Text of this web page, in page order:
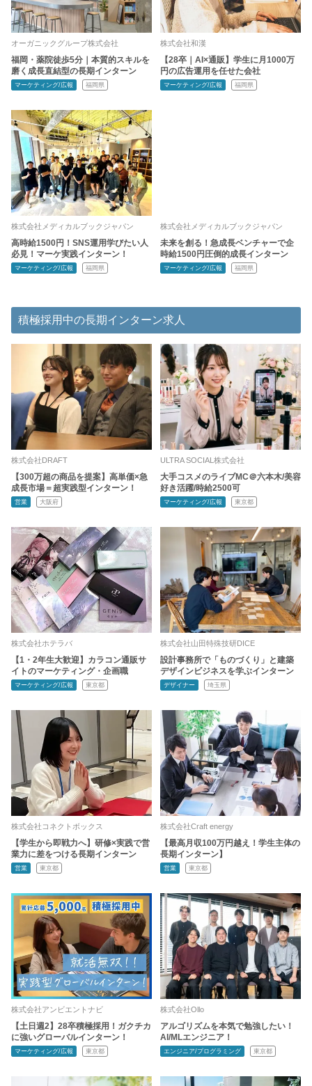
オーガニックグループ株式会社
福岡・薬院徒歩5分｜本質的スキルを
磨く成長直結型の長期インターン
マーケティング/広報 福岡県
株式会社和漢
【28卒｜AI×通販】学生に月1000万
円の広告運用を任せた会社
マーケティング/広報 福岡県
株式会社メディカルブックジャパン
高時給1500円！SNS運用学びたい人
必見！マーケ実践インターン！
マーケティング/広報 福岡県
株式会社メディカルブックジャパン
未来を創る！急成長ベンチャーで企
時給1500円圧倒的成長インターン
マーケティング/広報 福岡県
積極採用中の長期インターン求人
株式会社DRAFT
【300万超の商品を提案】高単価×急
成長市場＝超実践型インターン！
営業 大阪府
ULTRA SOCIAL株式会社
大手コスメのライブMC＠六本木/美容
好き活躍/時給2500可
マーケティング/広報 東京都
株式会社ホテラバ
【1・2年生大歓迎】カラコン通販サ
イトのマーケティング・企画職
マーケティング/広報 東京都
株式会社山田特殊技研DICE
設計事務所で「ものづくり」と建築
デザインビジネスを学ぶインターン
デザイナー 埼玉県
株式会社コネクトボックス
【学生から即戦力へ】研修×実践で営
業力に差をつける長期インターン
営業 東京都
株式会社Craft energy
【最高月収100万円越え！学生主体の
長期インターン】
営業 東京都
株式会社アンビエントナビ
【土日週2】28卒積極採用！ガクチカ
に強いグローバルインターン！
マーケティング/広報 東京都
株式会社Ollo
アルゴリズムを本気で勉強したい！
AI/MLエンジニア！
エンジニア/プログラミング 東京都